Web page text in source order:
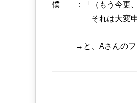
僕 ：「（もう今更、
それは大変申し訳
→と、Aさんのフリ